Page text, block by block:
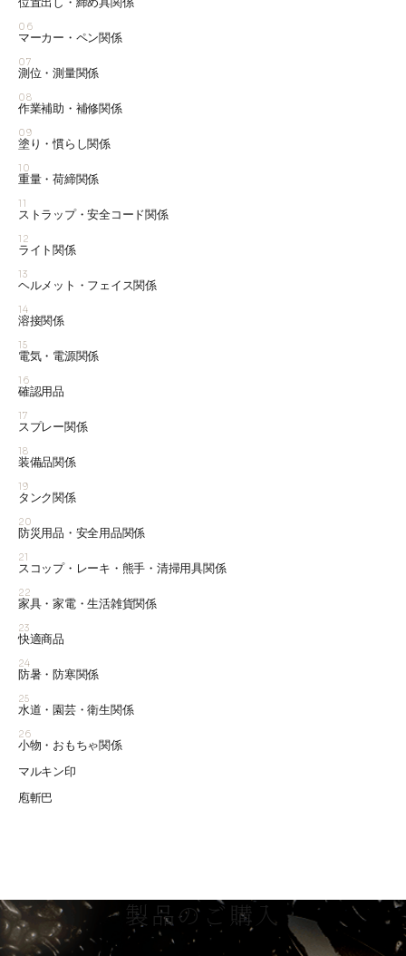
06
マーカー・ペン関係
07
測位・測量関係
08
作業補助・補修関係
09
塗り・慣らし関係
10
重量・荷締関係
11
ストラップ・安全コード関係
12
ライト関係
13
ヘルメット・フェイス関係
14
溶接関係
15
電気・電源関係
16
確認用品
17
スプレー関係
18
装備品関係
19
タンク関係
20
防災用品・安全用品関係
21
スコップ・レーキ・熊手・清掃用具関係
22
家具・家電・生活雑貨関係
23
快適商品
24
防暑・防寒関係
25
水道・園芸・衛生関係
26
小物・おもちゃ関係
マルキン印
庖斬巴
製品のご購入